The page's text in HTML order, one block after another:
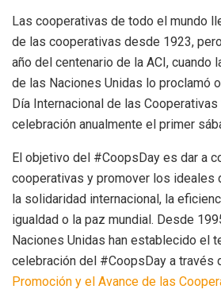
Las cooperativas de todo el mundo
de las cooperativas desde 1923,
año del centenario de la ACI, cuando
de las Naciones Unidas lo proclamó
Día Internacional de las
celebración anualmente el primer
El objetivo del #CoopsDay es dar a
cooperativas y promover los ideales
la solidaridad internacional, la
igualdad o la paz mundial. Desde
Naciones Unidas han establecido el
celebración del #CoopsDay a través
Promoción y el Avance de las